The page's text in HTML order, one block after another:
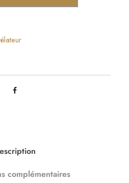
complémentaires